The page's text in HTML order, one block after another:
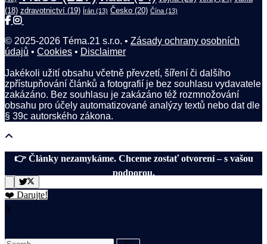
(18) zdravotnictví (19) Írán (13) Česko (20) Čína (13)
© 2025-2026 Téma.21 s.r.o. • Zásady ochrany osobních
údajů • Cookies • Disclaimer
Jakékoli užití obsahu včetně převzetí, šíření či dalšího
zpřístupňování článků a fotografií je bez souhlasu vydavatele
zakázáno. Bez souhlasu je zakázáno též rozmnožování
obsahu pro účely automatizované analýzy textů nebo dat dle
§ 39c autorského zákona.
👉 Články nezamykáme. Chceme zostať otvorení – s vašou
podporou.
❤️ Darujte!
X